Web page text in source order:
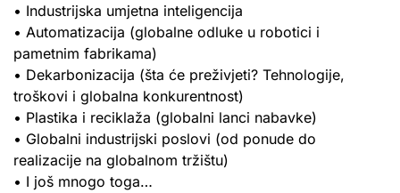
• Industrijska umjetna inteligencija
• Automatizacija (globalne odluke u robotici i
pametnim fabrikama)
• Dekarbonizacija (šta će preživjeti? Tehnologije,
troškovi i globalna konkurentnost)
• Plastika i reciklaža (globalni lanci nabavke)
• Globalni industrijski poslovi (od ponude do
realizacije na globalnom tržištu)
• I još mnogo toga…